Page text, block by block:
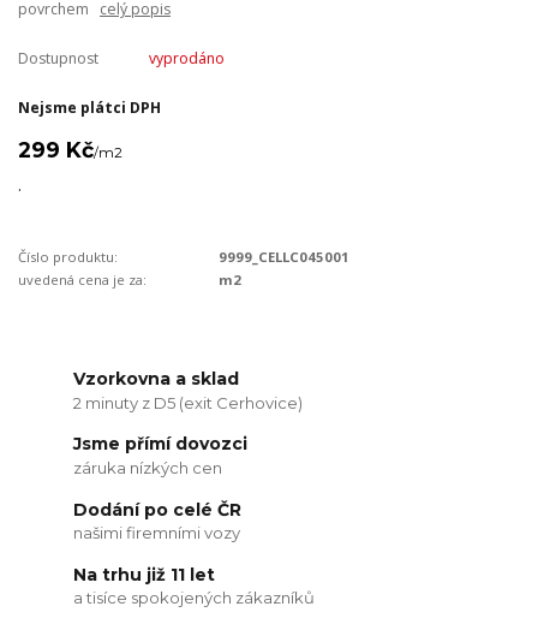
povrchem celý popis
Dostupnost vyprodáno
Nejsme plátci DPH
299 Kč/m2
.
Číslo produktu:
9999_CELLC045001
uvedená cena je za:
m2
Vzorkovna a sklad
2 minuty z D5 (exit Cerhovice)
Jsme přímí dovozci
záruka nízkých cen
Dodání po celé ČR
našimi firemními vozy
Na trhu již 11 let
a tisíce spokojených zákazníků